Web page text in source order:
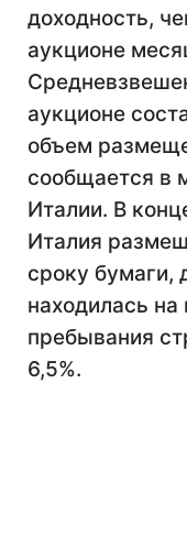
доходность,
аукционе
аукционе
объем
сообщается в
Италии. В
Италия
сроку бумаги,
находилась
пребывания
6,5%.